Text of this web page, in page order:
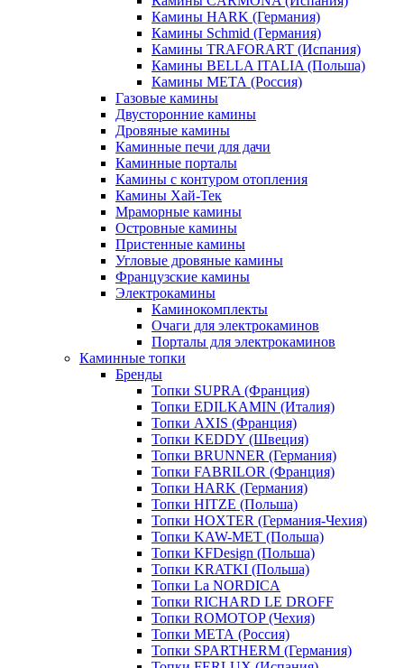
Камины HARK (Германия)
Камины Schmid (Германия)
Камины TRAFORART (Испания)
Камины BELLA ITALIA (Польша)
Камины МЕТА (Россия)
Газовые камины
Двусторонние камины
Дровяные камины
Каминные печи для дачи
Каминные порталы
Камины с контуром отопления
Камины Хай-Тек
Мраморные камины
Островные камины
Пристенные камины
Угловые дровяные камины
Французские камины
Электрокамины
Каминокомплекты
Очаги для электрокаминов
Порталы для электрокаминов
Каминные топки
Бренды
Топки SUPRA (Франция)
Топки EDILKAMIN (Италия)
Топки AXIS (Франция)
Топки KEDDY (Швеция)
Топки BRUNNER (Германия)
Топки FABRILOR (Франция)
Топки HARK (Германия)
Топки HITZE (Польша)
Топки HOXTER (Германия-Чехия)
Топки KAW-MET (Польша)
Топки KFDesign (Польша)
Топки KRATKI (Польша)
Топки La NORDICA
Топки RICHARD LE DROFF
Топки ROMOTOP (Чехия)
Топки МЕТА (Россия)
Топки SPARTHERM (Германия)